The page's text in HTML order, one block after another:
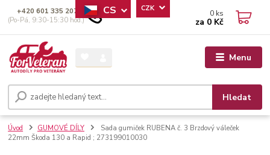
Menu
CS CZK
Hledat
+420 601 335 207
(Po-Pá, 9:30-15:30 hod.)
0 ks
za 0 Kč
Úvod GUMOVÉ DÍLY
Sada gumiček RUBENA č. 3 Brzdový váleček
22mm Škoda 130 a Rapid ; 273199010030